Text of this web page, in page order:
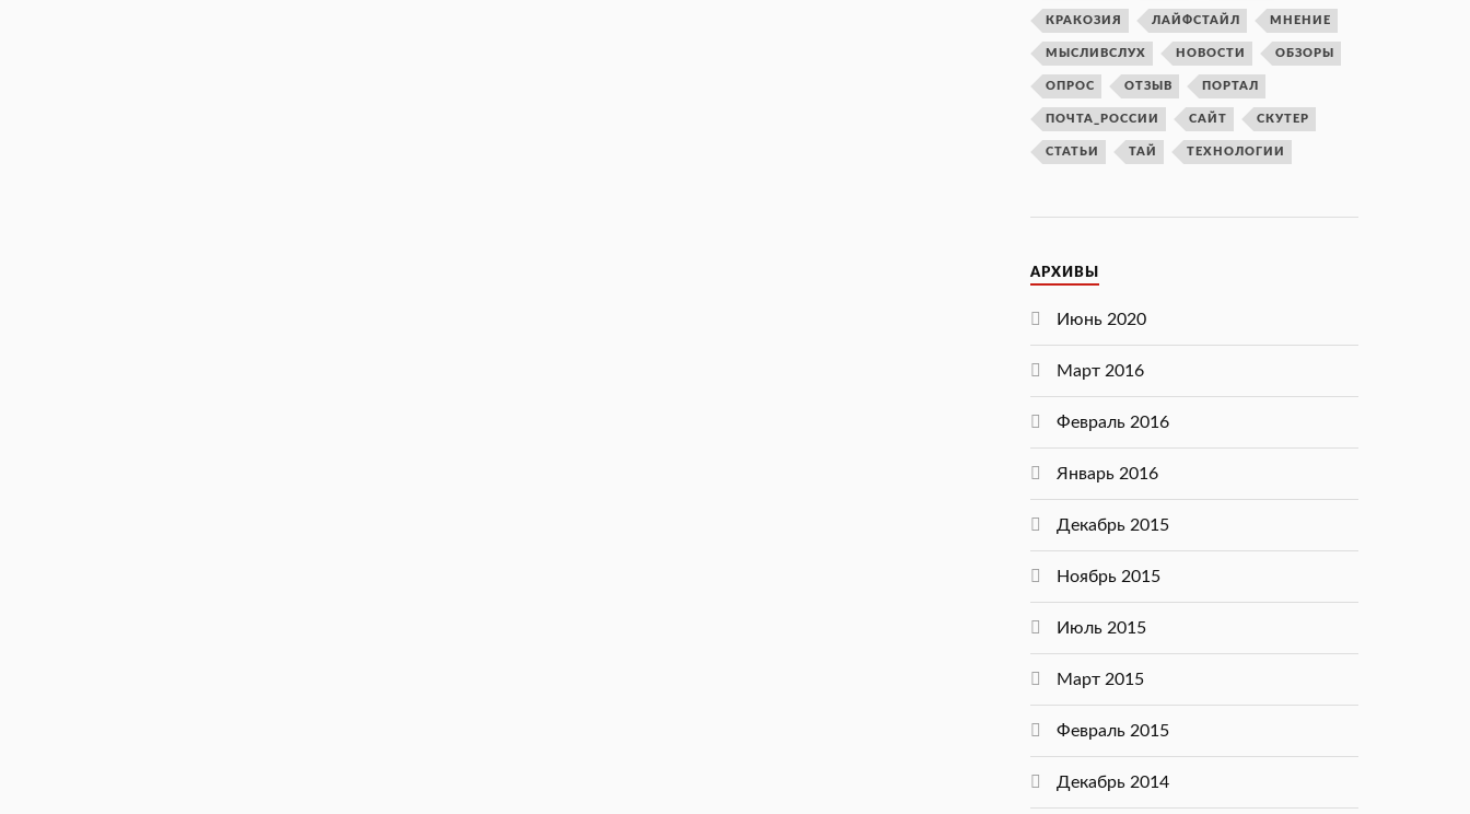
КРАКОЗИЯ ЛАЙФСТАЙЛ МНЕНИЕ
МЫСЛИВСЛУХ НОВОСТИ ОБЗОРЫ
ОПРОС ОТЗЫВ ПОРТАЛ
ПОЧТА_РОССИИ САЙТ СКУТЕР
СТАТЬИ ТАЙ ТЕХНОЛОГИИ
АРХИВЫ
Июнь 2020
Март 2016
Февраль 2016
Январь 2016
Декабрь 2015
Ноябрь 2015
Июль 2015
Март 2015
Февраль 2015
Декабрь 2014